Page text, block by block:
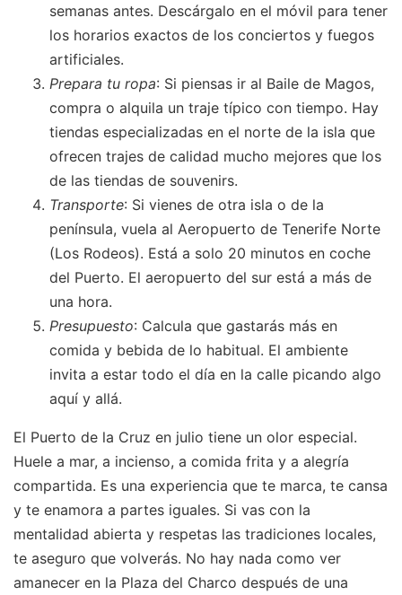
semanas antes. Descárgalo en el móvil para tener
los horarios exactos de los conciertos y fuegos
artificiales.
Prepara tu ropa: Si piensas ir al Baile de Magos,
compra o alquila un traje típico con tiempo. Hay
tiendas especializadas en el norte de la isla que
ofrecen trajes de calidad mucho mejores que los
de las tiendas de souvenirs.
Transporte: Si vienes de otra isla o de la
península, vuela al Aeropuerto de Tenerife Norte
(Los Rodeos). Está a solo 20 minutos en coche
del Puerto. El aeropuerto del sur está a más de
una hora.
Presupuesto: Calcula que gastarás más en
comida y bebida de lo habitual. El ambiente
invita a estar todo el día en la calle picando algo
aquí y allá.
El Puerto de la Cruz en julio tiene un olor especial.
Huele a mar, a incienso, a comida frita y a alegría
compartida. Es una experiencia que te marca, te cansa
y te enamora a partes iguales. Si vas con la
mentalidad abierta y respetas las tradiciones locales,
te aseguro que volverás. No hay nada como ver
amanecer en la Plaza del Charco después de una